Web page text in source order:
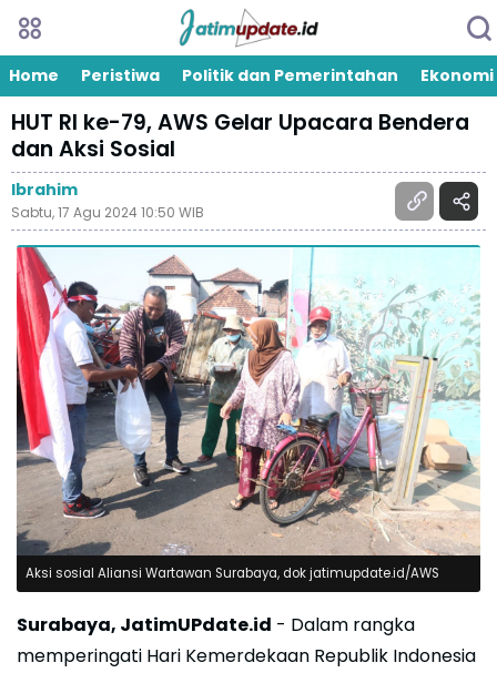
Home Peristiwa Politik dan Pemerintahan Ekonomi
HUT RI ke-79, AWS Gelar Upacara Bendera
dan Aksi Sosial
Ibrahim
Sabtu, 17 Agu 2024 10:50 WIB
Aksi sosial Aliansi Wartawan Surabaya, dok jatimupdate.id/AWS
Surabaya, JatimUPdate.id - Dalam rangka
memperingati Hari Kemerdekaan Republik Indonesia